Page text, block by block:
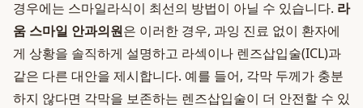
경우에는 스마일라식이 최선의 방법이 아닐 수 있습니다. 라
움 스마일 안과의원은 이러한 경우, 과잉 진료 없이 환자에
게 상황을 솔직하게 설명하고 라섹이나 렌즈삽입술(ICL)과
같은 다른 대안을 제시합니다. 예를 들어, 각막 두께가 충분
하지 않다면 각막을 보존하는 렌즈삽입술이 더 안전할 수 있